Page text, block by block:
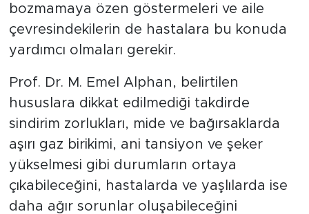
bozmamaya özen göstermeleri ve aile
çevresindekilerin de hastalara bu konuda
yardımcı olmaları gerekir.
Prof. Dr. M. Emel Alphan, belirtilen
hususlara dikkat edilmediği takdirde
sindirim zorlukları, mide ve bağırsaklarda
aşırı gaz birikimi, ani tansiyon ve şeker
yükselmesi gibi durumların ortaya
çıkabileceğini, hastalarda ve yaşlılarda ise
daha ağır sorunlar oluşabileceğini